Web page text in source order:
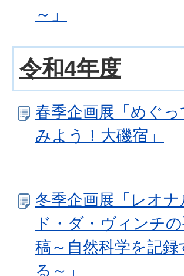
～」
令和4年度
春季企画展「めぐっ
みよう！大磯宿」
冬季企画展「レオナ
ド・ダ・ヴィンチ
稿～自然科学を記録
る～」